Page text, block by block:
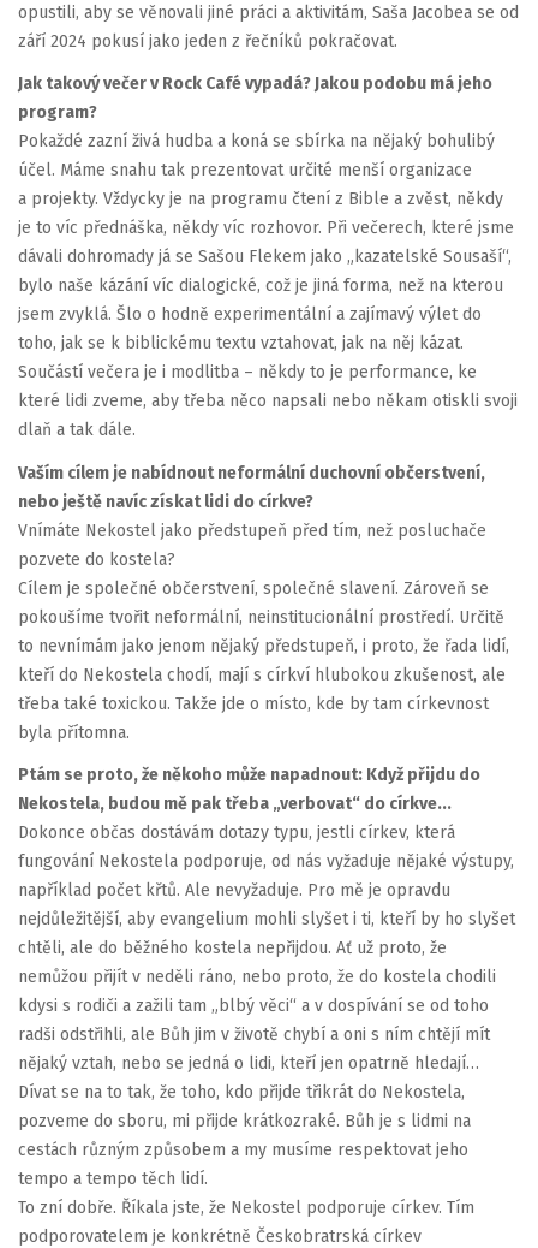
opustili, aby se věnovali jiné práci a aktivitám, Saša Jacobea se od
září 2024 pokusí jako jeden z řečníků pokračovat.
Jak takový večer v Rock Café vypadá? Jakou podobu má jeho
program?
Pokaždé zazní živá hudba a koná se sbírka na nějaký bohulibý
účel. Máme snahu tak prezentovat určité menší organizace
a projekty. Vždycky je na programu čtení z Bible a zvěst, někdy
je to víc přednáška, někdy víc rozhovor. Při večerech, které jsme
dávali dohromady já se Sašou Flekem jako „kazatelské Sousaší“,
bylo naše kázání víc dialogické, což je jiná forma, než na kterou
jsem zvyklá. Šlo o hodně experimentální a zajímavý výlet do
toho, jak se k biblickému textu vztahovat, jak na něj kázat.
Součástí večera je i modlitba – někdy to je performance, ke
které lidi zveme, aby třeba něco napsali nebo někam otiskli svoji
dlaň a tak dále.
Vaším cílem je nabídnout neformální duchovní občerstvení,
nebo ještě navíc získat lidi do církve?
Vnímáte Nekostel jako předstupeň před tím, než posluchače
pozvete do kostela?
Cílem je společné občerstvení, společné slavení. Zároveň se
pokoušíme tvořit neformální, neinstitucionální prostředí. Určitě
to nevnímám jako jenom nějaký předstupeň, i proto, že řada lidí,
kteří do Nekostela chodí, mají s církví hlubokou zkušenost, ale
třeba také toxickou. Takže jde o místo, kde by tam církevnost
byla přítomna.
Ptám se proto, že někoho může napadnout: Když přijdu do
Nekostela, budou mě pak třeba „verbovat“ do církve...
Dokonce občas dostávám dotazy typu, jestli církev, která
fungování Nekostela podporuje, od nás vyžaduje nějaké výstupy,
například počet křtů. Ale nevyžaduje. Pro mě je opravdu
nejdůležitější, aby evangelium mohli slyšet i ti, kteří by ho slyšet
chtěli, ale do běžného kostela nepřijdou. Ať už proto, že
nemůžou přijít v neděli ráno, nebo proto, že do kostela chodili
kdysi s rodiči a zažili tam „blbý věci“ a v dospívání se od toho
radši odstřihli, ale Bůh jim v životě chybí a oni s ním chtějí mít
nějaký vztah, nebo se jedná o lidi, kteří jen opatrně hledají…
Dívat se na to tak, že toho, kdo přijde třikrát do Nekostela,
pozveme do sboru, mi přijde krátkozraké. Bůh je s lidmi na
cestách různým způsobem a my musíme respektovat jeho
tempo a tempo těch lidí.
To zní dobře. Říkala jste, že Nekostel podporuje církev. Tím
podporovatelem je konkrétně Českobratrská církev